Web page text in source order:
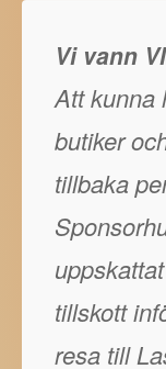
Vi vann
Att kunna
butiker
tillbaka
tillskott
resa till